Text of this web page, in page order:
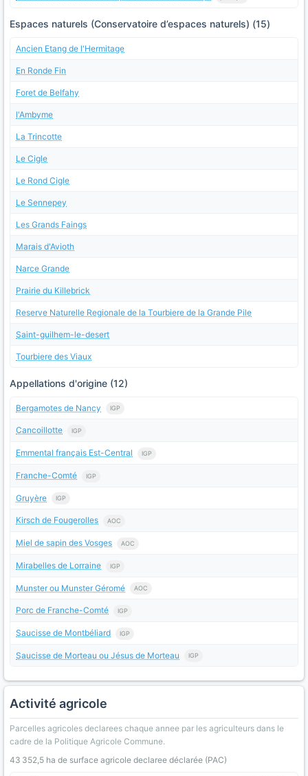
Espaces naturels (Conservatoire d’espaces naturels) (15)
Ancien Etang de l'Hermitage
En Ronde Fin
Foret de Belfahy
l'Ambyme
La Trincotte
Le Cigle
Le Rond Cigle
Le Sennepey
Les Grands Faings
Marais d'Avioth
Narce Grande
Prairie du Killebrick
Reserve Naturelle Regionale de la Tourbiere de la Grande Pile
Saint-guilhem-le-desert
Tourbiere des Viaux
Appellations d'origine (12)
Bergamotes de Nancy IGP
Cancoillotte IGP
Emmental français Est-Central IGP
Franche-Comté IGP
Gruyère IGP
Kirsch de Fougerolles AOC
Miel de sapin des Vosges AOC
Mirabelles de Lorraine IGP
Munster ou Munster Géromé AOC
Porc de Franche-Comté IGP
Saucisse de Montbéliard IGP
Saucisse de Morteau ou Jésus de Morteau IGP
Activité agricole
Parcelles agricoles declarees chaque annee par les agriculteurs dans le
cadre de la Politique Agricole Commune.
43 352,5 ha de surface agricole declaree déclarée (PAC)